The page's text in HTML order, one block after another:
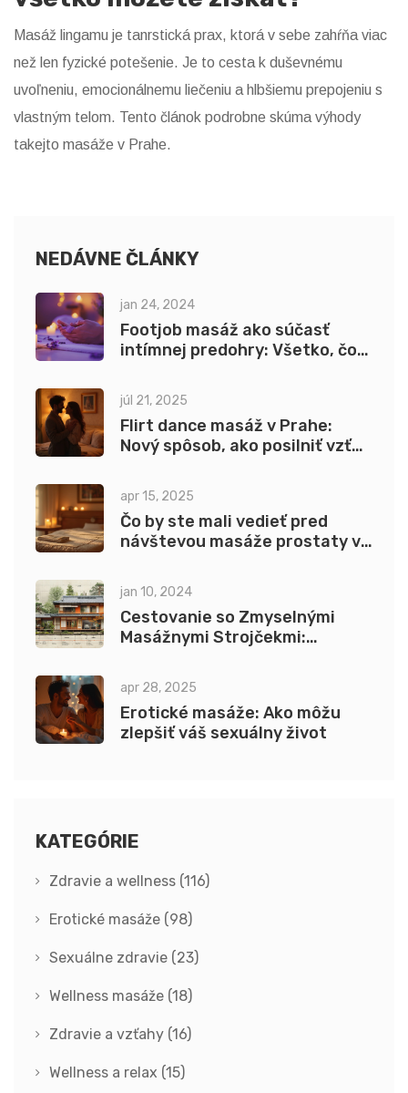
Masáž lingamu je tanrstická prax, ktorá v sebe zahŕňa viac
než len fyzické potešenie. Je to cesta k duševnému
uvoľneniu, emocionálnemu liečeniu a hlbšiemu prepojeniu s
vlastným telom. Tento článok podrobne skúma výhody
takejto masáže v Prahe.
NEDÁVNE ČLÁNKY
jan 24, 2024
Footjob masáž ako súčasť
intímnej predohry: Všetko, čo
júl 21, 2025
Flirt dance masáž v Prahe:
Nový spôsob, ako posilniť vzťah
apr 15, 2025
Čo by ste mali vedieť pred
návštevou masáže prostaty v
jan 10, 2024
Cestovanie so Zmyselnými
Masážnymi Strojčekmi:
Cestách
apr 28, 2025
Erotické masáže: Ako môžu
zlepšiť váš sexuálny život
KATEGÓRIE
Zdravie a wellness (116)
Erotické masáže (98)
Sexuálne zdravie (23)
Wellness masáže (18)
Zdravie a vzťahy (16)
Wellness a relax (15)